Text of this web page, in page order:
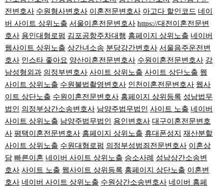
전변호사 수원형사변호사 이혼전문변호사 아고다 할인코드 네이
버 사이트 상위노출 서울이혼전문변호사 https://대전이혼전문변
호사 용인대형로펌 김포공항주차대행 홈페이지 상위노출 네이버
웹사이트 상위노출 상간녀소송 분당강간변호사 서울음주운전변
호사 인스타 좋아요 양산이혼전문변호사 수원이혼전문변호사 강
남성형외과 의정부변호사 사이트 상위노출 사이트 상단노출 웹
사이트 상위노출 수원불법촬영변호사 인천이혼전문변호사 웹사
이트 상단노출 수원이혼전문변호사 홈페이지 상위등록 성남법무
법인
의정부상간소송변호사 남양주법무법인 사이트 노출 네이버
사이트 상위노출 남양주법무법인 용인변호사 대구이혼전문변호
사 평택이혼전문변호사 홈페이지 상위노출 휴대폰성지 재산분할
사이트 상위노출 수원대형로펌 의정부성범죄전문변호사 이혼상
담 빠른이혼 네이버 사이트 상위노출 승소사례
성남상간소송변
호사 사이트 노출 웹사이트 상위등록 홈페이지 상단노출 이혼변
호사 네이버 사이트 상위노출 수원상간소송변호사 네이버 홈페